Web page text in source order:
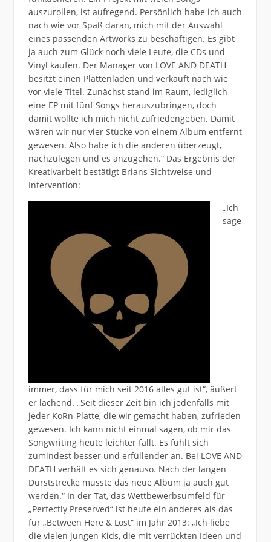
auszurollen, ist aufregend. Persönlich habe ich auch
nach wie vor Spaß daran, mich mit der Auswahl
eines passenden Artworks zu beschäftigen. Es gibt
ja auch zum Glück noch viele Leute, die CDs und
Vinyl kaufen. Der Manager von LOVE AND DEATH
besitzt einen Plattenladen und verkauft nach wie
vor viele Titel. Zunächst stand im Raum, lediglich
eine EP mit fünf Songs herauszubringen, doch
damit wollte ich mich nicht zufriedengeben. Damit
wären wir nur vier Stücke von einem Album entfernt
gewesen. Also habe ich die anderen überzeugt,
nachzulegen und es anzugehen.“ Das Ergebnis der
Kreativarbeit bestätigt Brians Sichtweise und
Intervention:
„Ich
sage
immer, dass für mich seit 2016 alles gut ist“, äußert
er lachend. „Seit dieser Zeit bin ich jedenfalls mit
jeder KoRn-Platte, die wir gemacht haben, zufrieden
gewesen. Ich kann nicht einmal sagen, ob mir das
Songwriting heute leichter fällt. Es fühlt sich
zumindest besser und erfüllender an. Bei LOVE AND
DEATH verhält es sich genauso. Nach der langen
Durststrecke musste das neue Album ja auch gut
werden.“ In der Tat, das Wettbewerbsumfeld für
„Perfectly Preserved“ ist heute ein anderes als das
für „Between Here & Lost“ im Jahr 2013: „Ich liebe
die vielen jungen Kids, die mit verrückten Ideen und